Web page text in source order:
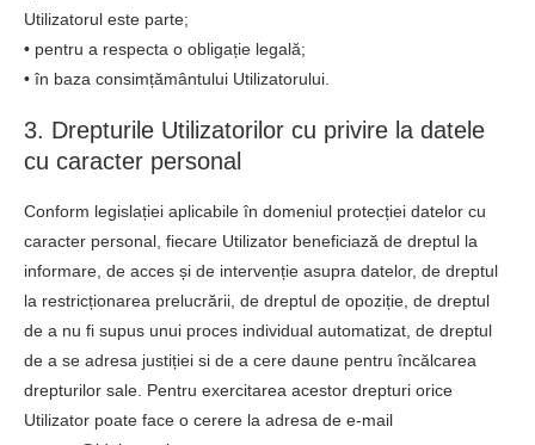
Utilizatorul este parte;
• pentru a respecta o obligație legală;
• în baza consimțământului Utilizatorului.
3. Drepturile Utilizatorilor cu privire la datele
cu caracter personal
Conform legislației aplicabile în domeniul protecției datelor cu
caracter personal, fiecare Utilizator beneficiază de dreptul la
informare, de acces și de intervenție asupra datelor, de dreptul
la restricționarea prelucrării, de dreptul de opoziție, de dreptul
de a nu fi supus unui proces individual automatizat, de dreptul
de a se adresa justiției si de a cere daune pentru încălcarea
drepturilor sale. Pentru exercitarea acestor drepturi orice
Utilizator poate face o cerere la adresa de e-mail